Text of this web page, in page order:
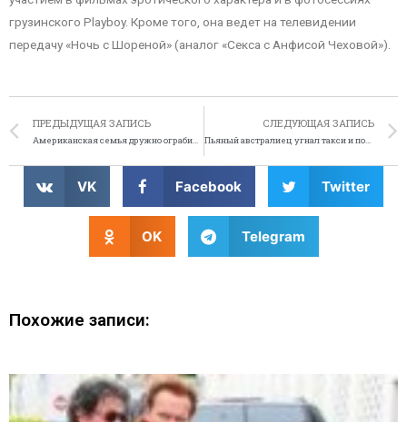
грузинского Playboy. Кроме того, она ведет на телевидении
передачу «Ночь с Шореной» (аналог «Секса с Анфисой Чеховой»).
ПРЕДЫДУЩАЯ ЗАПИСЬ
Американская семья дружно ограбила банк
СЛЕДУЮЩАЯ ЗАПИСЬ
Пьяный австралиец угнал такси и поехал домой
VK Facebook Twitter
OK Telegram
Похожие записи: